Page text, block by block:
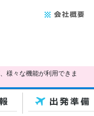
様々な機能が利用できま